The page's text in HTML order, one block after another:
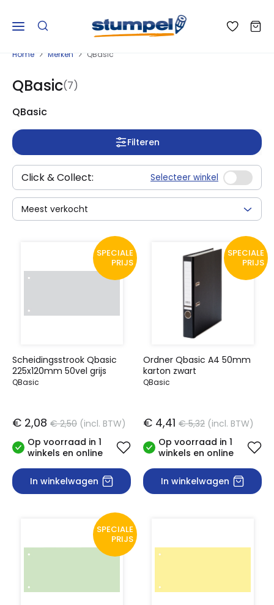
Home Merken QBasic
QBasic(7)
QBasic
Filteren
Click & Collect: Selecteer winkel
Meest verkocht
SPECIALE
PRIJS
Scheidingsstrook Qbasic
225x120mm 50vel grijs
QBasic
€ 2,08 € 2,50 (incl. BTW)
Op voorraad in 1
winkels en online
In winkelwagen
SPECIALE
PRIJS
Ordner Qbasic A4 50mm
karton zwart
QBasic
€ 4,41 € 5,32 (incl. BTW)
Op voorraad in 1
winkels en online
In winkelwagen
SPECIALE
PRIJS